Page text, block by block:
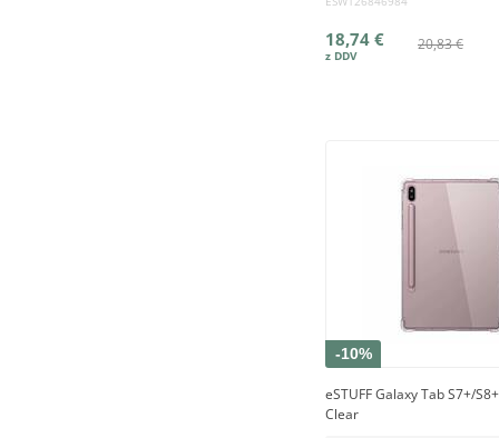
20,83 €
18,74 €
-10%
eSTUFF Galaxy Tab S7+/
Clear